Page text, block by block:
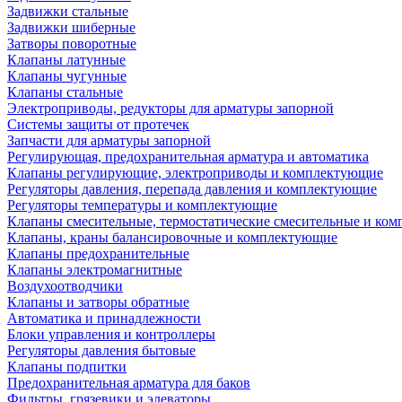
Задвижки стальные
Задвижки шиберные
Затворы поворотные
Клапаны латунные
Клапаны чугунные
Клапаны стальные
Электроприводы, редукторы для арматуры запорной
Системы защиты от протечек
Запчасти для арматуры запорной
Регулирующая, предохранительная арматура и автоматика
Клапаны регулирующие, электроприводы и комплектующие
Регуляторы давления, перепада давления и комплектующие
Регуляторы температуры и комплектующие
Клапаны смесительные, термостатические смесительные и
Клапаны, краны балансировочные и комплектующие
Клапаны предохранительные
Клапаны электромагнитные
Воздухоотводчики
Клапаны и затворы обратные
Автоматика и принадлежности
Блоки управления и контроллеры
Регуляторы давления бытовые
Клапаны подпитки
Предохранительная арматура для баков
Фильтры, грязевики и элеваторы